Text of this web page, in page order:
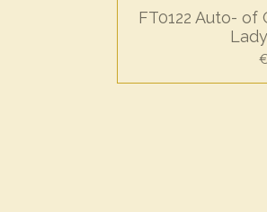
FT0122 Auto- of